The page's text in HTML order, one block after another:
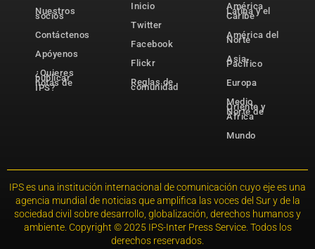
Nuestros
socios
Contáctenos
Apóyenos
¿Quieres
publicar
notas de
IPS?
Inicio
Twitter
Facebook
Flickr
Reglas de
comunidad
América
Latina y el
Caribe
América del
Norte
Asia-
Pacífico
Europa
Medio
Oriente y
Norte de
África
Mundo
IPS es una institución internacional de comunicación cuyo eje es una
agencia mundial de noticias que amplifica las voces del Sur y de la
sociedad civil sobre desarrollo, globalización, derechos humanos y
ambiente. Copyright © 2025 IPS-Inter Press Service. Todos los
derechos reservados.